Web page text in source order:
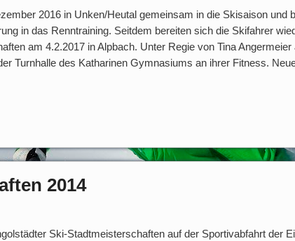
2016 in Unken/Heutal gemeinsam in die Skisaison und
in das Renntraining. Seitdem bereiten sich die Skifahrer
am 4.2.2017 in Alpbach. Unter Regie von Tina
Turnhalle des Katharinen Gymnasiums an ihrer Fitness.
2014
Ski-Stadtmeisterschaften auf der Sportivabfahrt der